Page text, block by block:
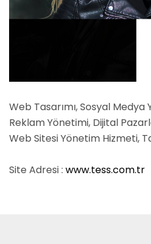
Web Tasarımı, Sosyal Medya
Reklam Yönetimi, Dijital
Web Sitesi Yönetim Hizmeti,
Site Adresi : www.tess.com.tr